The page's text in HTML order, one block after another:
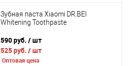
Зубная паста Xiaomi DR.BEI
Whitening Toothpaste
590 руб. / шт
525 руб. / шт
Оптовая цена